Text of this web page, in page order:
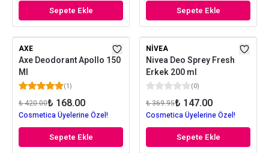
Sepete Ekle Sepete Ekle
AXE
Axe Deodorant Apollo 150
Ml
(1)
₺ 420.00₺ 168.00
Cosmetica Üyelerine Özel!
Sepete Ekle
NIVEA
Nivea Deo Sprey Fresh
Erkek 200 ml
(0)
₺ 369.95₺ 147.00
Cosmetica Üyelerine Özel!
Sepete Ekle